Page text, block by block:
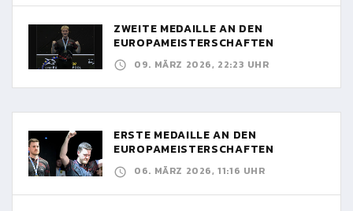
ZWEITE MEDAILLE AN DEN
EUROPAMEISTERSCHAFTEN
09. MÄRZ 2026, 22:23 UHR
ERSTE MEDAILLE AN DEN
EUROPAMEISTERSCHAFTEN
06. MÄRZ 2026, 11:16 UHR